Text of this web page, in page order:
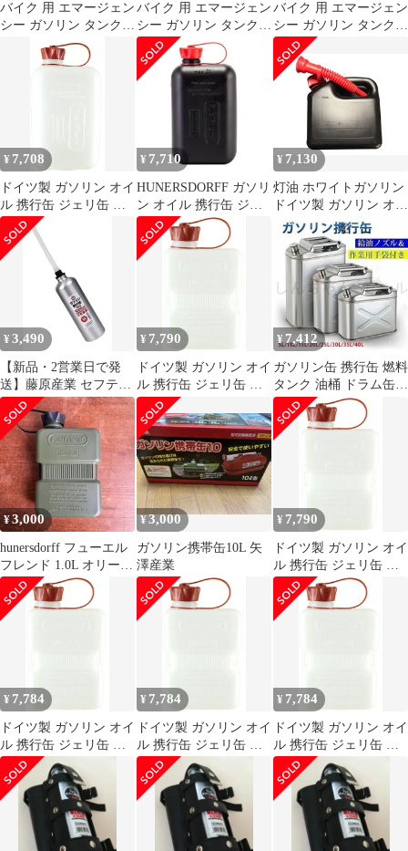
バイク 用 エマージェン
シー ガソリン タンク
ステンレス製 携行缶 予
備タンク 固定バンド パ
バイク 用 エマージェン
シー ガソリン タンク
ステンレス製 携行缶 予
備タンク 固定バンド パ
ッキン 付属 汎用品
(1.8L) [1.8L]
バイク 用 エマージェン
シー ガソリン タンク
ステンレス製 携行缶 予
備タンク 固定バンド パ
ッキン 付属 汎用品
(1.8L) [1.8L]
¥ 7,708
ドイツ製 ガソリン オイ
ル 携行缶 ジェリ缶 燃
料 ボトル ポリタンク
サイドバッグ バイク 車
車載 予備 タンク アウ
トドア 国連規格 UNEG
(White 2L) [White 2L]
¥ 7,710
HUNERSDORFF ガソリ
ン オイル 携行缶 ジェ
リ缶 燃料 ボトル ポリ
タンク サイドバッグ バ
イク 車 車載 予備 タン
¥ 7,130
灯油 ホワイトガソリン
ドイツ製 ガソリン オイ
ル 携行缶 ジェリ缶 ボ
トル サドルバッグ 車載
予備 タンク Black ブラ
ック 黒 3L 205 x 215 x
100mm 国連規格 UNEG
¥3,490
【新品・2営業日で発
送】藤原産業 セフティ
ー3 携帯用ガソリンア
ルミ携行缶 1000ml 消
防法適合品 ポーチ付き
¥ 7,790
ドイツ製 ガソリン オイ
ル 携行缶 ジェリ缶 燃
料 ボトル ポリタンク
サイドバッグ バイク 車
車載 予備 タンク アウ
トドア 国連規格 UNEG
(White 1L) [White 1L]
¥7,412
ガソリン缶 携行缶 燃料
タンク 油桶 ドラム缶
給油ノズル 缶内収納 燃
料缶
¥3,000
hunersdorff フューエル
フレンド 1.0L オリーブ
ドラブ①
¥3,000
ガソリン携帯缶10L 矢
澤産業
¥ 7,790
ドイツ製 ガソリン オイ
ル 携行缶 ジェリ缶 燃
料 ボトル ポリタンク
サイドバッグ バイク 車
車載 予備 タンク アウ
¥ 7,784
ドイツ製 ガソリン オイ
ル 携行缶 ジェリ缶 燃
料 ボトル ポリタンク
サイドバッグ バイク 車
車載 予備 タンク アウ
トドア 国連規格 UNEG
(White 1L) [White 1L]
¥ 7,784
ドイツ製 ガソリン オイ
ル 携行缶 ジェリ缶 燃
料 ボトル ポリタンク
サイドバッグ バイク 車
車載 予備 タンク アウ
トドア 国連規格 UNEG
(White 1L) [White 1L]
¥ 7,784
ドイツ製 ガソリン オイ
ル 携行缶 ジェリ缶 燃
料 ボトル ポリタンク
サイドバッグ バイク 車
車載 予備 タンク アウ
トドア 国連規格 UNEG
(White 1L) [White 1L]